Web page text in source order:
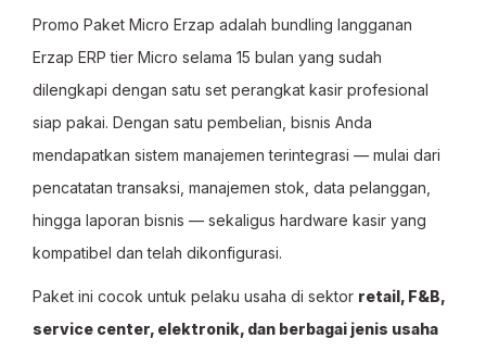
Promo Paket Micro Erzap adalah bundling langganan
Erzap ERP tier Micro selama 15 bulan yang sudah
dilengkapi dengan satu set perangkat kasir profesional
siap pakai. Dengan satu pembelian, bisnis Anda
mendapatkan sistem manajemen terintegrasi — mulai dari
pencatatan transaksi, manajemen stok, data pelanggan,
hingga laporan bisnis — sekaligus hardware kasir yang
kompatibel dan telah dikonfigurasi.
Paket ini cocok untuk pelaku usaha di sektor retail, F&B,
service center, elektronik, dan berbagai jenis usaha